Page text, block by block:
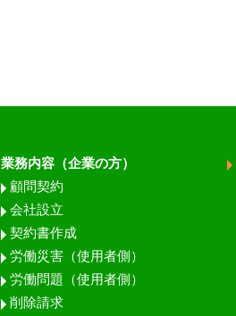
業務内容（企業の方）
顧問契約
会社設立
契約書作成
労働災害（使用者側）
労働問題（使用者側）
削除請求